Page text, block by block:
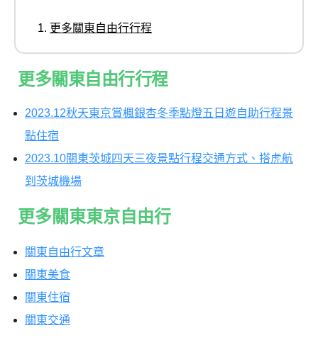
更多關東自由行行程
更多關東自由行行程
2023.12秋天東京賞楓銀杏冬季點燈五日遊自助行程景
點住宿
2023.10關東茨城四天三夜景點行程交通方式、搭虎航
到茨城機場
更多關東東京自由行
關東自由行文章
關東美食
關東住宿
關東交通